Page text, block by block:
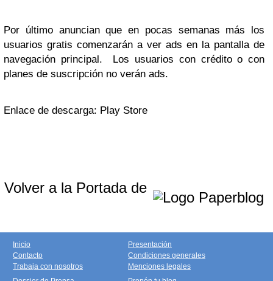
Por último anuncian que en pocas semanas más los
usuarios gratis comenzarán a ver ads en la pantalla de
navegación principal. Los usuarios con crédito o con
planes de suscripción no verán ads.
Enlace de descarga: Play Store
Volver a la Portada de
Inicio
Contacto
Trabaja con nosotros
Presentación
Condiciones generales
Menciones legales